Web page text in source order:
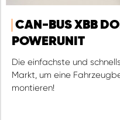
CAN-BUS XBB
POWERUNIT
Die einfachste und
Markt, um eine
montieren!